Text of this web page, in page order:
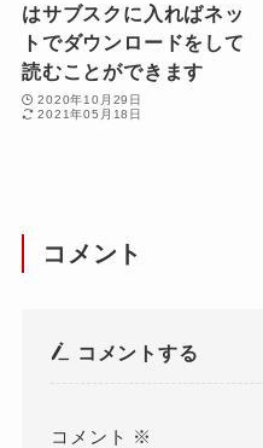
はサブスクに入ればネッ
トでダウンロードをして
読むことができます
2020年10月29日
2021年05月18日
コメント
コメントする
コメント ※